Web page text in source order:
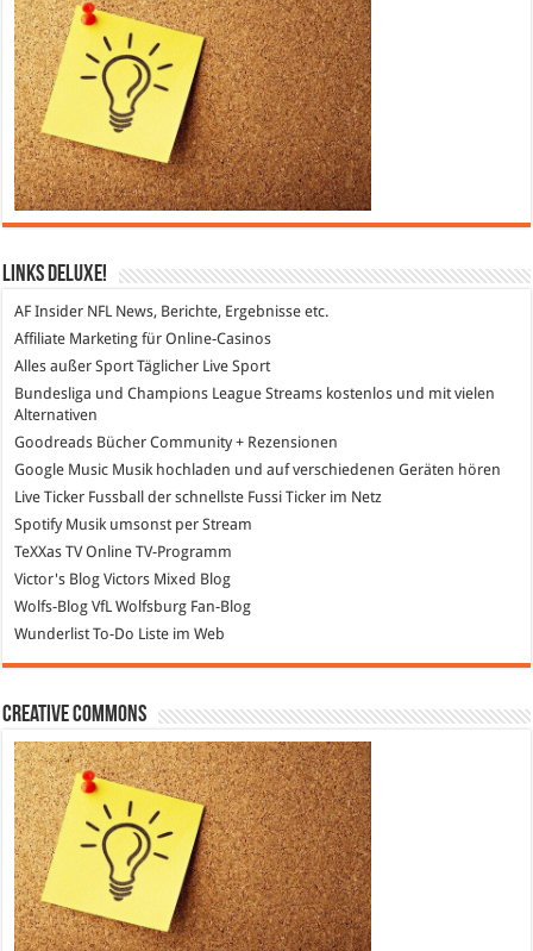
Links DeLuXe!
AF Insider NFL News, Berichte, Ergebnisse etc.
Affiliate Marketing für Online-Casinos
Alles außer SportTäglicher Live Sport
Bundesliga und Champions League Streams kostenlos und mit vielen
Alternativen
Goodreads Bücher Community + Rezensionen
Google Music Musik hochladen und auf verschiedenen Geräten hören
Live Ticker Fussball
der schnellste Fussi Ticker im Netz
SpotifyMusik umsonst per Stream
TeXXas TVOnline TV-Programm
Victor's Blog Victors Mixed Blog
Wolfs-Blog VfL Wolfsburg Fan-Blog
WunderlistTo-Do Liste im Web
Creative Commons